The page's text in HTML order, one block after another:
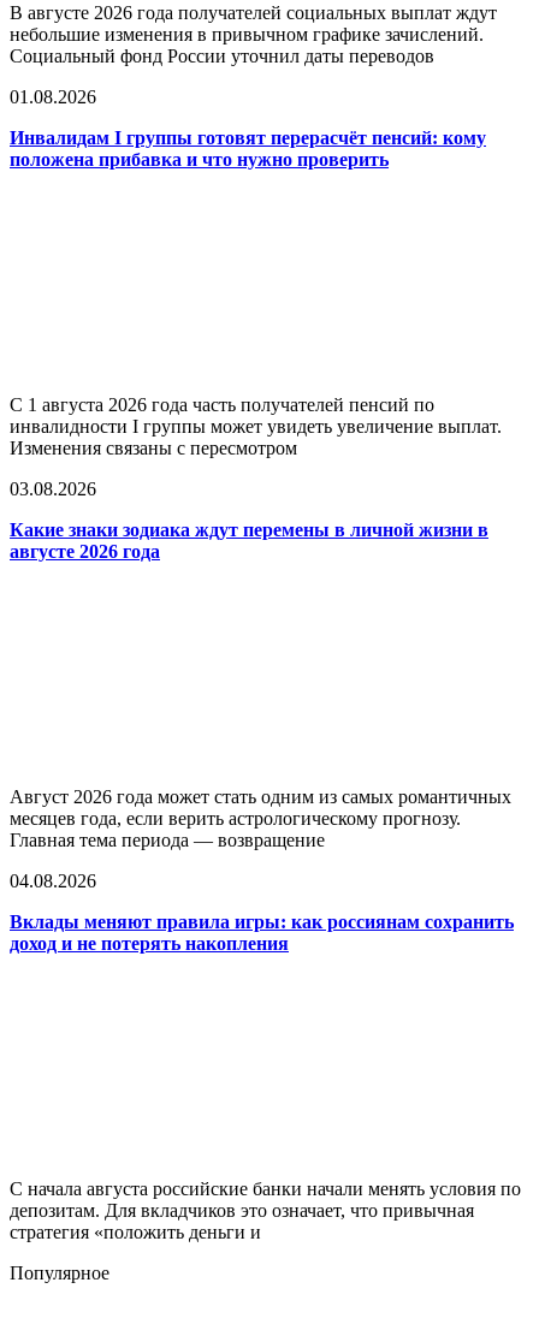
В августе 2026 года получателей социальных выплат ждут
небольшие изменения в привычном графике зачислений.
Социальный фонд России уточнил даты переводов
01.08.2026
Инвалидам I группы готовят перерасчёт пенсий: кому
положена прибавка и что нужно проверить
С 1 августа 2026 года часть получателей пенсий по
инвалидности I группы может увидеть увеличение выплат.
Изменения связаны с пересмотром
03.08.2026
Какие знаки зодиака ждут перемены в личной жизни в
августе 2026 года
Август 2026 года может стать одним из самых романтичных
месяцев года, если верить астрологическому прогнозу.
Главная тема периода — возвращение
04.08.2026
Вклады меняют правила игры: как россиянам сохранить
доход и не потерять накопления
С начала августа российские банки начали менять условия по
депозитам. Для вкладчиков это означает, что привычная
стратегия «положить деньги и
Популярное